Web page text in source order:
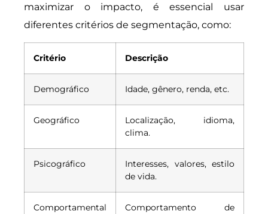
maximizar o impacto, é essencial usar
diferentes critérios de segmentação, como:
Critério Descrição
Demográfico Idade, gênero, renda, etc.
Geográfico
Localização, idioma,
clima.
Psicográfico
Interesses, valores, estilo
de vida.
Comportamental
Comportamento de